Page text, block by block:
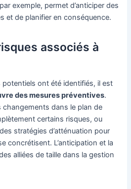
exemple, permet d’anticiper des
et de planifier en conséquence.
associés à
potentiels ont été identifiés, il est
des mesures préventives.
changements dans le plan de
certains risques, ou
stratégies d’atténuation pour
concrétisent. L’anticipation et la
alliées de taille dans la gestion